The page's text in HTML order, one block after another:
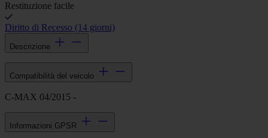
Restituzione facile
Diritto di Recesso (14 giorni)
Descrizione
Compatibilità del veicolo
C-MAX 04/2015 -
Informazioni GPSR